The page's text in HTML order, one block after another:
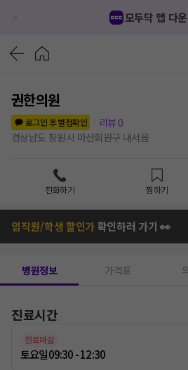
모두닥 앱 다
권한의원
로그인 후 별점확인
리뷰 0
경상남도 창원시 마산회원구 내서읍
전화하기 찜하기
임직원/학생 할인가확인하러 가기 👀
병원정보 가격표
진료시간
진료마감
토요일09:30 - 12:30